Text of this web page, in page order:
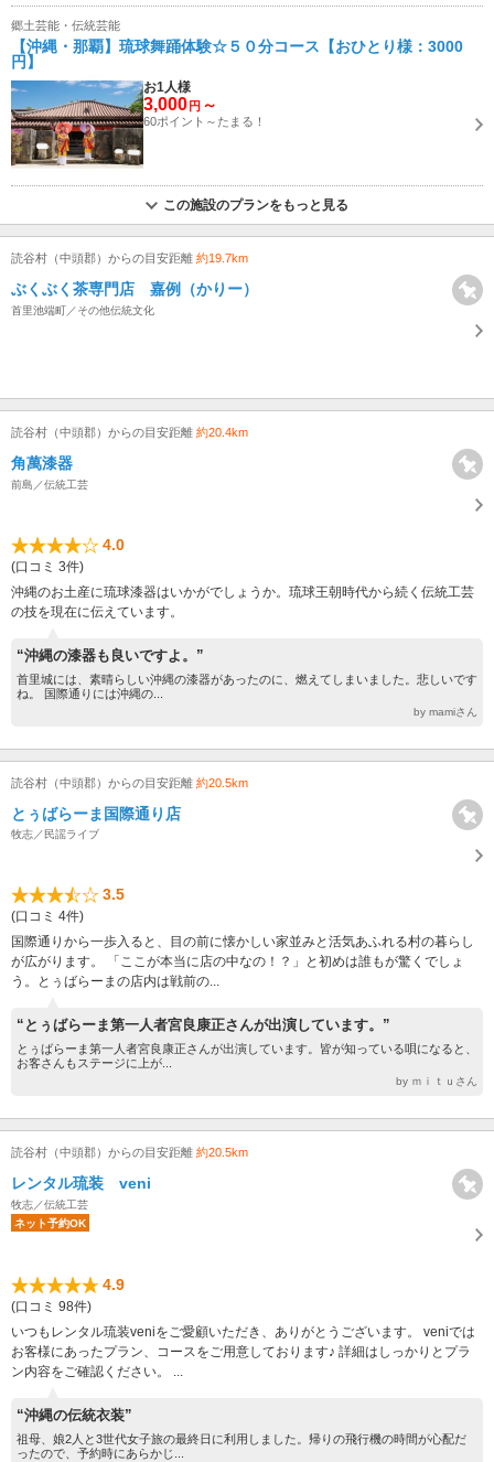
郷土芸能・伝統芸能
【沖縄・那覇】琉球舞踊体験☆５０分コース【おひとり様：3000
円】
お1人様
3,000 円 ～
60ポイント～たまる！
この施設のプランをもっと見る
読谷村（中頭郡）からの目安距離 約19.7km
ぶくぶく茶専門店 嘉例（かりー）
首里池端町／その他伝統文化
読谷村（中頭郡）からの目安距離 約20.4km
角萬漆器
前島／伝統工芸
4.0
(口コミ 3件)
沖縄のお土産に琉球漆器はいかがでしょうか。琉球王朝時代から続く伝統工芸
の技を現在に伝えています。
“沖縄の漆器も良いですよ。”
首里城には、素晴らしい沖縄の漆器があったのに、燃えてしまいました。悲しいです
ね。 国際通りには沖縄の...
by mamiさん
読谷村（中頭郡）からの目安距離 約20.5km
とぅばらーま国際通り店
牧志／民謡ライブ
3.5
(口コミ 4件)
国際通りから一歩入ると、目の前に懐かしい家並みと活気あふれる村の暮らし
が広がります。 「ここが本当に店の中なの！？」と初めは誰もが驚くでしょ
う。とぅばらーまの店内は戦前の...
“とぅばらーま第一人者宮良康正さんが出演しています。”
とぅばらーま第一人者宮良康正さんが出演しています。皆が知っている唄になると、
お客さんもステージに上が...
by ｍｉｔｕさん
読谷村（中頭郡）からの目安距離 約20.5km
レンタル琉装 veni
牧志／伝統工芸
ネット予約OK
4.9
(口コミ 98件)
いつもレンタル琉装veniをご愛顧いただき、ありがとうございます。 veniでは
お客様にあったプラン、コースをご用意しております♪ 詳細はしっかりとプラ
ン内容をご確認ください。 ...
“沖縄の伝統衣装”
祖母、娘2人と3世代女子旅の最終日に利用しました。帰りの飛行機の時間が心配だ
ったので、予約時にあらかじ...